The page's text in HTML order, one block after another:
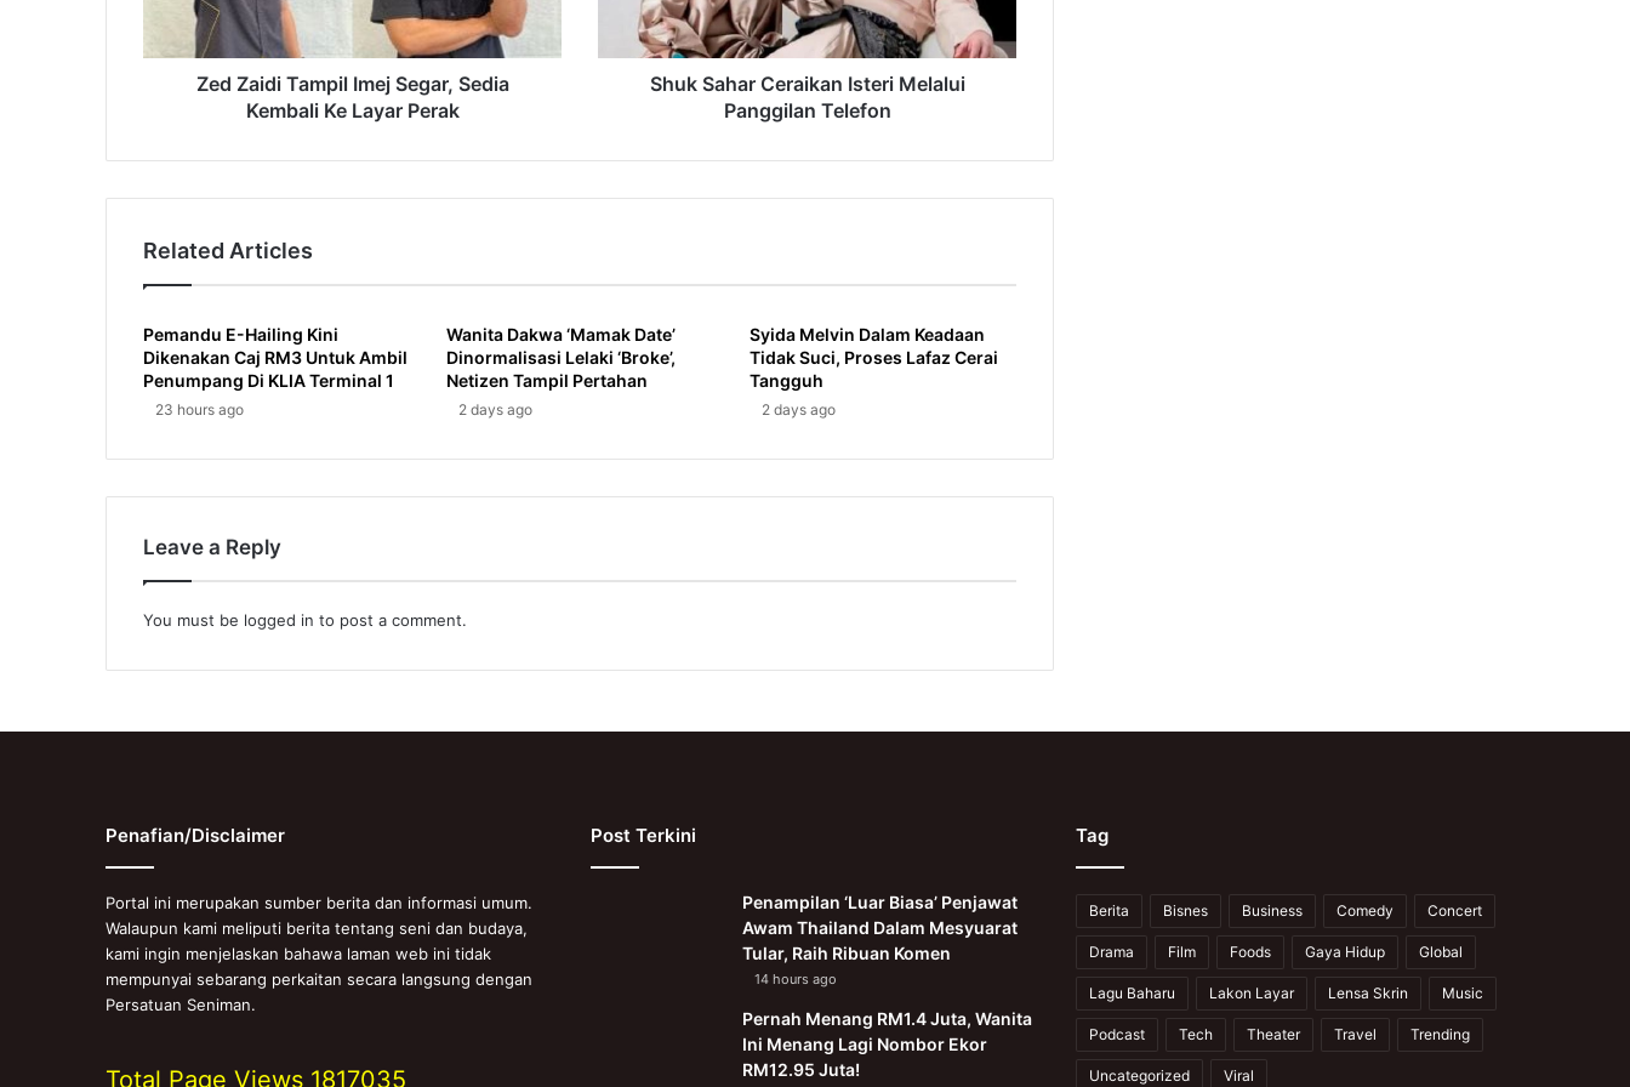
Kembali
Layar
Zed Zaidi Tampil Imej Segar, Sedia
Kembali Ke Layar Perak
Telefon
Shuk Sahar Ceraikan Isteri Melalui
Panggilan Telefon
Related Articles
Pemandu E-Hailing Kini
Dikenakan Caj RM3 Untuk Ambil
Penumpang Di KLIA Terminal 1
23 hours ago
Wanita Dakwa ‘Mamak Date’
Dinormalisasi Lelaki ‘Broke’,
Netizen Tampil Pertahan
2 days ago
Syida Melvin Dalam Keadaan
Tidak Suci, Proses Lafaz Cerai
Tangguh
2 days ago
Leave a Reply
You must be logged in to post a comment.
Penafian/Disclaimer
Portal ini merupakan sumber berita dan informasi umum.
Walaupun kami meliputi berita tentang seni dan budaya,
kami ingin menjelaskan bahawa laman web ini tidak
mempunyai sebarang perkaitan secara langsung dengan
Persatuan Seniman.
Total Page Views 1817035
Post Terkini
Penampilan ‘Luar Biasa’ Penjawat
Awam Thailand Dalam Mesyuarat
Tular, Raih Ribuan Komen
14 hours ago
Pernah Menang RM1.4 Juta, Wanita
Ini Menang Lagi Nombor Ekor
RM12.95 Juta!
Tag
Berita Bisnes Business Comedy Concert
Drama Film Foods Gaya Hidup Global
Lagu Baharu Lakon Layar Lensa Skrin Music
Podcast Tech Theater Travel Trending
Uncategorized Viral